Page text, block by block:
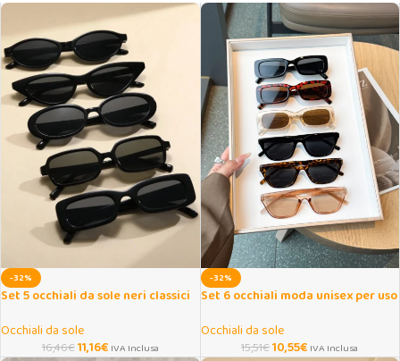
-32%
Set 5 occhiali da sole neri classici
Occhiali da sole
16,46€11,16€ IVA Inclusa
-32%
Set 6 occhiali moda unisex per uso
Occhiali da sole
15,51€10,55€ IVA Inclusa